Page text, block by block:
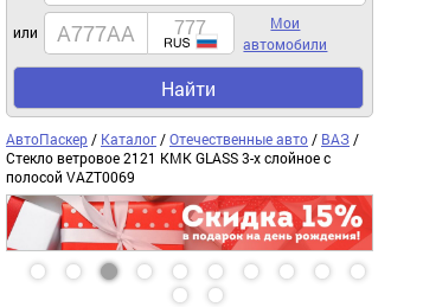
или
Мои
автомобили
Найти
АвтоПаскер / Каталог /Отечественные авто / ВАЗ /
Стекло ветровое 2121 КМК GLASS 3-х слойное с
полосой VAZT0069